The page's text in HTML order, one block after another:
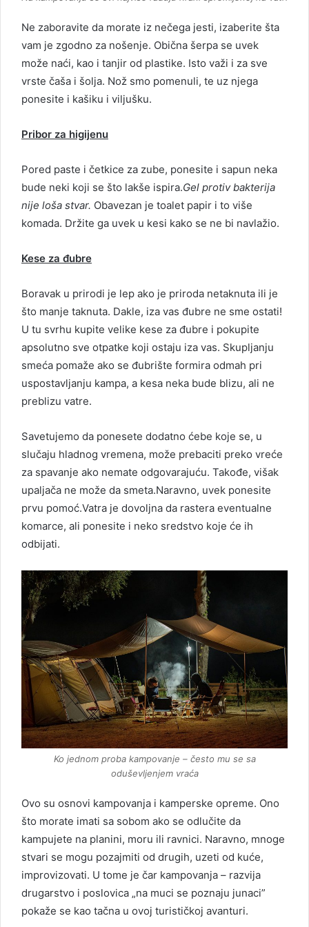
Ne zaboravite da morate iz nečega jesti, izaberite šta
vam je zgodno za nošenje. Obična šerpa se uvek
može naći, kao i tanjir od plastike. Isto važi i za sve
vrste čaša i šolja. Nož smo pomenuli, te uz njega
ponesite i kašiku i viljušku.
Pribor za higijenu
Pored paste i četkice za zube, ponesite i sapun neka
bude neki koji se što lakše ispira.Gel protiv bakterija
nije loša stvar. Obavezan je toalet papir i to više
komada. Držite ga uvek u kesi kako se ne bi navlažio.
Kese za đubre
Boravak u prirodi je lep ako je priroda netaknuta ili je
što manje taknuta. Dakle, iza vas đubre ne sme ostati!
U tu svrhu kupite velike kese za đubre i pokupite
apsolutno sve otpatke koji ostaju iza vas. Skupljanju
smeća pomaže ako se đubrište formira odmah pri
uspostavljanju kampa, a kesa neka bude blizu, ali ne
preblizu vatre.
Savetujemo da ponesete dodatno ćebe koje se, u
slučaju hladnog vremena, može prebaciti preko vreće
za spavanje ako nemate odgovarajuću. Takođe, višak
upaljača ne može da smeta.Naravno, uvek ponesite
prvu pomoć.Vatra je dovoljna da rastera eventualne
komarce, ali ponesite i neko sredstvo koje će ih
odbijati.
Ko jednom proba kampovanje – često mu se sa
oduševljenjem vraća
Ovo su osnovi kampovanja i kamperske opreme. Ono
što morate imati sa sobom ako se odlučite da
kampujete na planini, moru ili ravnici. Naravno, mnoge
stvari se mogu pozajmiti od drugih, uzeti od kuće,
improvizovati. U tome je čar kampovanja – razvija
drugarstvo i poslovica „na muci se poznaju junaci”
pokaže se kao tačna u ovoj turističkoj avanturi.